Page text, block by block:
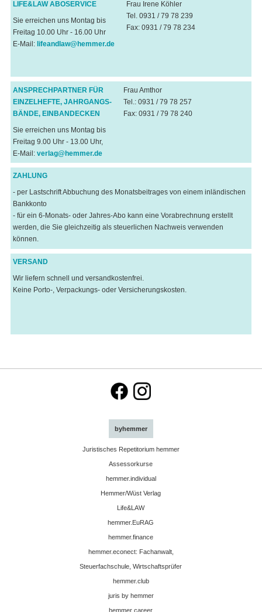
LIFE&LAW ABOSERVICE
Sie erreichen uns Montag bis
Freitag 10.00 Uhr - 16.00 Uhr
E-Mail: lifeandlaw@hemmer.de
Frau Irene Köhler
Tel. 0931 / 79 78 239
Fax: 0931 / 79 78 234
ANSPRECHPARTNER FÜR
EINZELHEFTE, JAHRGANGS-
BÄNDE, EINBANDECKEN
Sie erreichen uns Montag bis
Freitag 9.00 Uhr - 13.00 Uhr,
E-Mail: verlag@hemmer.de
Frau Amthor
Tel.: 0931 / 79 78 257
Fax: 0931 / 79 78 240
ZAHLUNG
- per Lastschrift Abbuchung des Monatsbeitrages von einem inländischen
Bankkonto
- für ein 6-Monats- oder Jahres-Abo kann eine Vorabrechnung erstellt
werden, die Sie gleichzeitig als steuerlichen Nachweis verwenden
können.
VERSAND
Wir liefern schnell und versandkostenfrei.
Keine Porto-, Verpackungs- oder Versicherungskosten.
byhemmer
Juristisches Repetitorium hemmer
Assessorkurse
hemmer.individual
Hemmer/Wüst Verlag
Life&LAW
hemmer.EuRAG
hemmer.finance
hemmer.econect: Fachanwalt,
Steuerfachschule, Wirtschaftsprüfer
hemmer.club
juris by hemmer
hemmer career